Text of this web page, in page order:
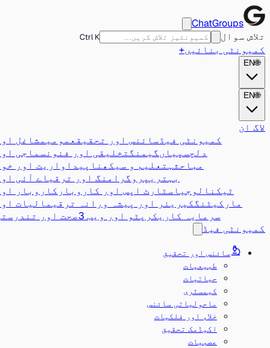
ChatGroups
تلاش سوال
Ctrl K
کمیونٹی بنائیں+
🌐
EN
🌐
EN
لاگ ان
کمیونٹی فیڈسائنس اور تحقیقعمومیمشاغل اور
دلچسپیاں گیمنگتخلیقی اور فنون سماجی اور
مباحثہتعلیم و سیکھناپیداواریت اور خود
بہتری پروگرامنگ اور ترقیاے آئی اور
ٹیکنالوجیاسٹارٹ اپس اور کاروبار کاروبار اور
مارکیٹنگکیریئر اور پیشہ ورانہ ترقیمالیات اور
سرمایہ کاری کرپٹو اور ویب 3 صحت اور تندرستی
کمیونٹی فیڈ
سائنس اور تحقیق
طبیعیات
حیاتیات
کیمسٹری
ماحولیاتی سائنس
خلاء اور فلکیات
اکیڈمک تحقیق
عصبیات